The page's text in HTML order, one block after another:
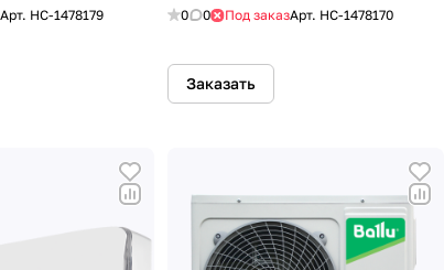
Арт. HC-1478179 0 0 Под заказАрт. HC-1478170
Заказать